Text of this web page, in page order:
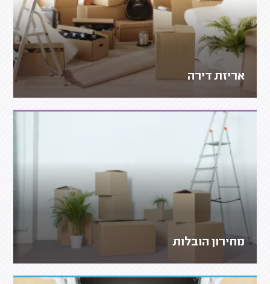
אריזת דירה
מחירון הובלות